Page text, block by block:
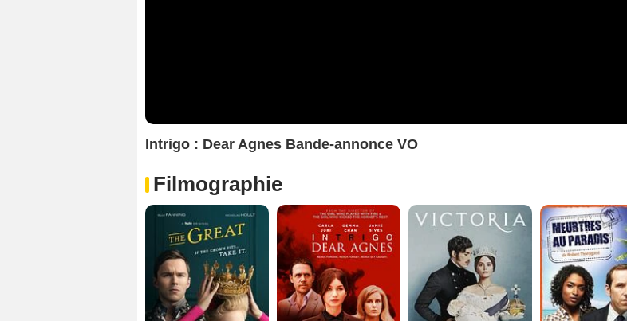
Intrigo : Dear Agnes Bande-annonce VO
Filmographie